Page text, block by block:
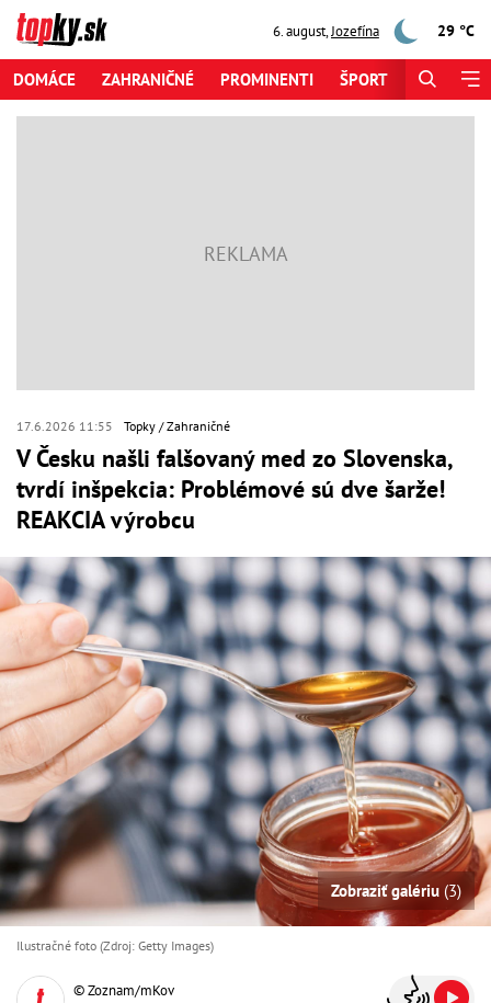
6. august,Jozefína 29 °C
DOMÁCE ZAHRANIČNÉ PROMINENTI ŠPORT
17.6.2026 11:55 Topky Zahraničné
V Česku našli falšovaný med zo Slovenska,
tvrdí inšpekcia: Problémové sú dve šarže!
REAKCIA výrobcu
Zobraziť galériu (3)
Ilustračné foto (Zdroj: Getty Images)
© Zoznam/mKov